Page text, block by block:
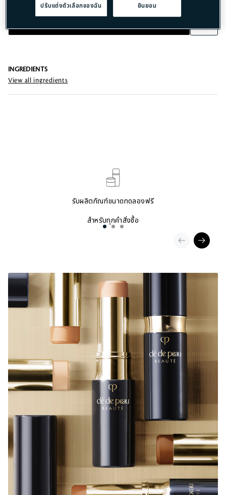
สั่งซื้อสินค้า​
INGREDIENTS
View all ingredients
รับผลิตภัณฑ์ขนาดทดลองฟรี
สำหรับทุกคำสั่งซื้อ
ปรับแต่งตัวเลือกของฉัน ยินยอม